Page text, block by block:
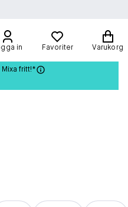
in Favoriter Varukorg
fritt!*